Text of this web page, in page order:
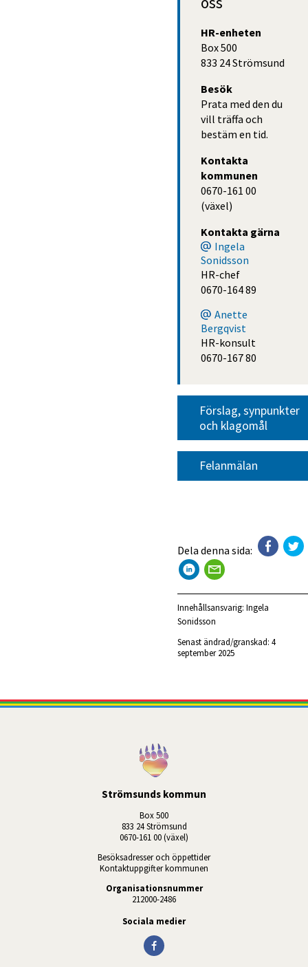
HR-enheten
Box 500
833 24 Strömsund
Besök
Prata med den du
vill träffa och
bestäm en tid.
Kontakta
kommunen
0670-161 00
(växel)
Kontakta gärna
Ingela
Sonidsson
HR-chef
0670-164 89
Anette
Bergqvist
HR-konsult
0670-167 80
Förslag, synpunkter
och klagomål
Felanmälan
Dela denna sida:
Innehållsansvarig: Ingela
Sonidsson
Senast ändrad/granskad: 4
september 2025
Strömsunds kommun
Box 500
833 24 Strömsund
0670-161 00 (växel)
Besöksadresser och öppettider
Kontaktuppgifter kommunen
Organisationsnummer
212000-2486
Sociala medier